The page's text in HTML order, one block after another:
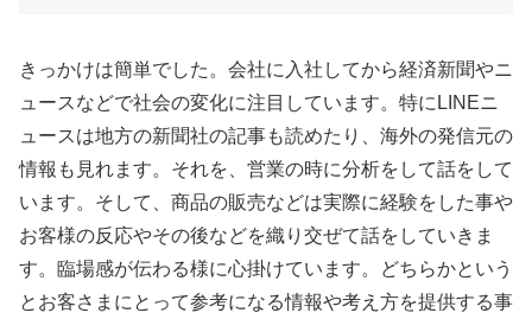
きっかけは簡単でした。会社に入社してから経済新聞やニ
ュースなどで社会の変化に注目しています。特にLINEニ
ュースは地方の新聞社の記事も読めたり、海外の発信元の
情報も見れます。それを、営業の時に分析をして話をして
います。そして、商品の販売などは実際に経験をした事や
お客様の反応やその後などを織り交ぜて話をしていきま
す。臨場感が伝わる様に心掛けています。どちらかという
とお客さまにとって参考になる情報や考え方を提供する事